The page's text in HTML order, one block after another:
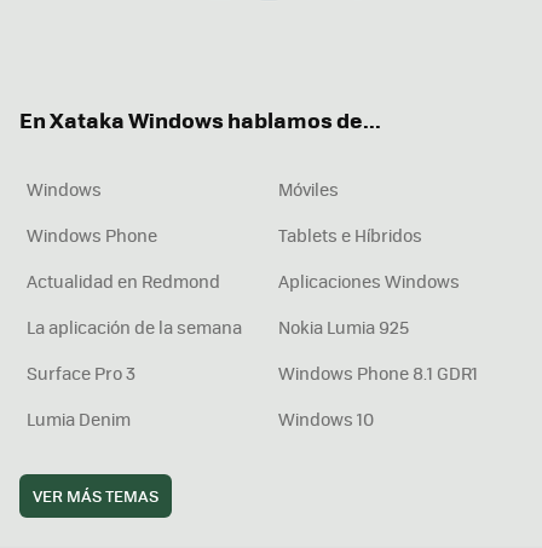
En Xataka Windows hablamos de...
Windows
Móviles
Windows Phone
Tablets e Híbridos
Actualidad en Redmond
Aplicaciones Windows
La aplicación de la semana
Nokia Lumia 925
Surface Pro 3
Windows Phone 8.1 GDR1
Lumia Denim
Windows 10
VER MÁS TEMAS